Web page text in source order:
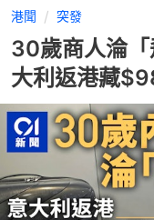
港聞 突發
30歲商人淪
大利返港藏